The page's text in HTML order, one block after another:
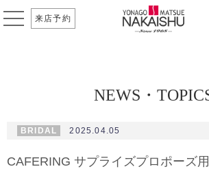
来店予約
NEWS・
BRIDAL 2025.04.05
CAFERING サプライズプロポーズ